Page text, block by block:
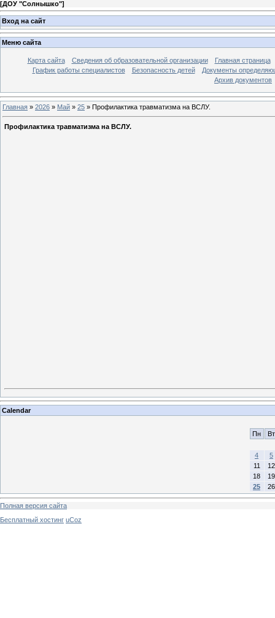
[ДОУ "Солнышко"]
Вход на сайт
Меню сайта
Карта сайта Сведения об образовательной организации
Главная страница
График работы специалистов
Безопасность детей
Документы
Архив документов
Главная » 2026 » Май » 25 » Профилактика травматизма на ВСЛУ.
Профилактика травматизма на ВСЛУ.
Calendar
Пн Вт
4
5
11
12
18
19
25
26
Полная версия сайта
Бесплатный хостинг uCoz